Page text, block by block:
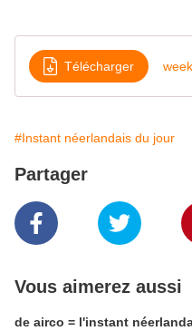
Télécharger
#Instant néerlandais du jour
Partager
Vous aimerez aussi
de airco = l'instant